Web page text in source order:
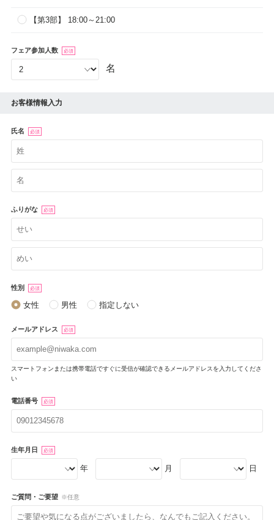
【第3部】 18:00～21:00
フェア参加人数 必須
名
お客様情報入力
氏名 必須
ふりがな 必須
性別 必須
女性 男性 指定しない
メールアドレス 必須
スマートフォンまたは携帯電話ですぐに受信が確認できるメールアドレスを入力してくださ
い
電話番号 必須
生年月日 必須
年 月 日
ご質問・ご要望 ※任意